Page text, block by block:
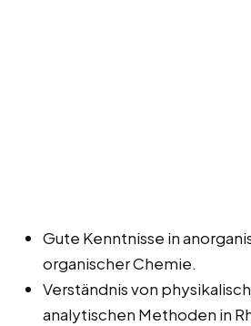
Gute Kenntnisse in
organischer Chemie.
Verständnis von
analytischen Methoden in